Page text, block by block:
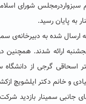
سبزواردرمجلس شورای
به پایان رسید.
اسحاقی گرجی از دانشگاه
و خانم دکتر ایلشویچ
جانبی سمینار بازدید